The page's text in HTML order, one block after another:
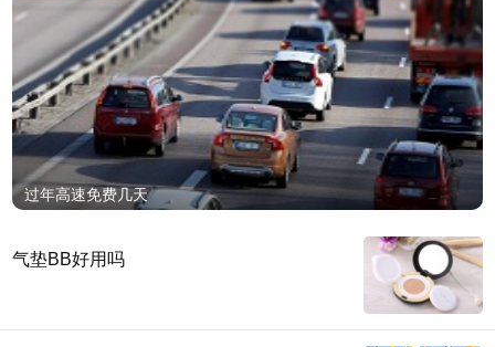
过年高速免费几天
气垫BB好用吗